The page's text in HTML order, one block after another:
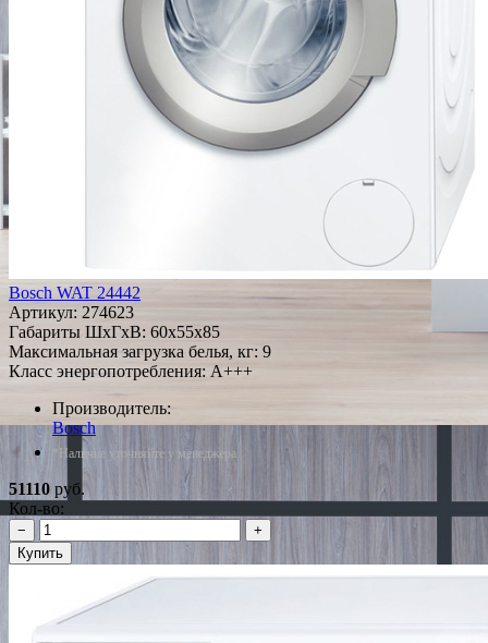
Bosch WAT 24442
Артикул: 274623
Габариты ШxГxВ: 60x55x85
Максимальная загрузка белья, кг: 9
Класс энергопотребления: A+++
Производитель:
Bosch
*Наличие уточняйте у менеджера
51110 руб.
Кол-во:
−
+
Купить